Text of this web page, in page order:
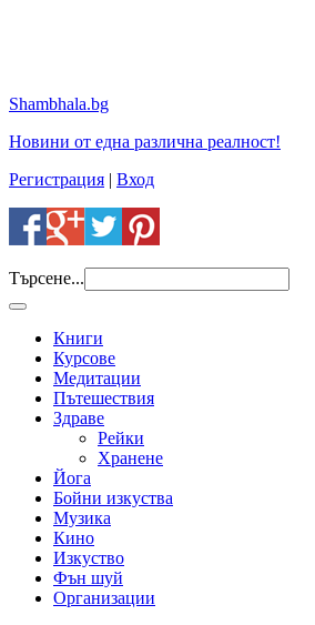
Shambhala.bg
Новини от една различна реалност!
Регистрация | Вход
Търсене...
Книги
Курсове
Медитации
Пътешествия
Здраве
Рейки
Хранене
Йога
Бойни изкуства
Музика
Кино
Изкуство
Фън шуй
Организации